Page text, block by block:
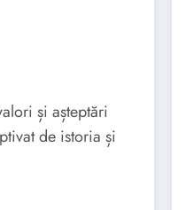
și așteptări
de istoria și